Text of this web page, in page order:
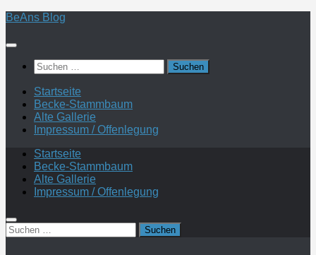
Zum
springen
BeAns Blog
Suchen
nach:
Startseite
Becke-Stammbaum
Alte Gallerie
Impressum / Offenlegung
Startseite
Becke-Stammbaum
Alte Gallerie
Impressum / Offenlegung
Suchen
nach: